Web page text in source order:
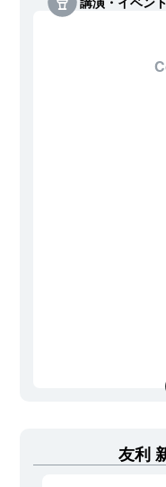
友利